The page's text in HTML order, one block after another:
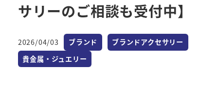
サリーのご相談も受付中】
投稿日
2026/04/03 カテゴリー
ブランド カテゴリー
ブランドアクセサリー
カテゴリー
貴金属・ジュエリー